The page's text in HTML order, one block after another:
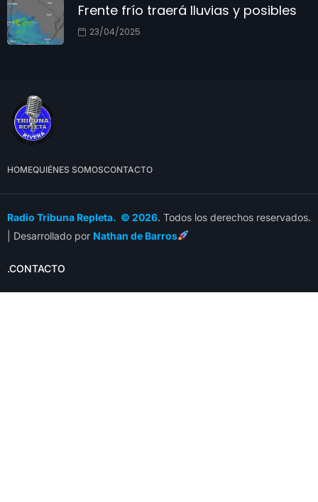
Frente frío traerá lluvias y posibles
23/04/2025
HOMEQUIÉNES SOMOSCONTACTO
Radio Tribuna Repleta. © 2026. Todos los derechos reservados.
| Desarrollado por Nathan de Barros
.CONTACTO